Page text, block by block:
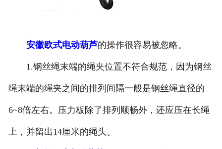
安徽欧式电动葫芦的操作很容易被忽略。
1.钢丝绳末端的绳夹位置不符合规范，因为钢丝
绳末端的绳夹之间的排列间隔一般是钢丝绳直径的
6~8倍左右。压力板除了排列顺畅外，还应压在长绳
上，并留出14厘米的绳头。